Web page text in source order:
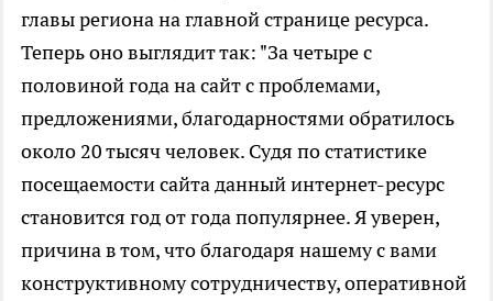
главы региона на главной странице ресурса.
Теперь оно выглядит так: "За четыре с
половиной года на сайт с проблемами,
предложениями, благодарностями обратилось
около 20 тысяч человек. Судя по статистике
посещаемости сайта данный интернет-ресурс
становится год от года популярнее. Я уверен,
причина в том, что благодаря нашему с вами
конструктивному сотрудничеству, оперативной